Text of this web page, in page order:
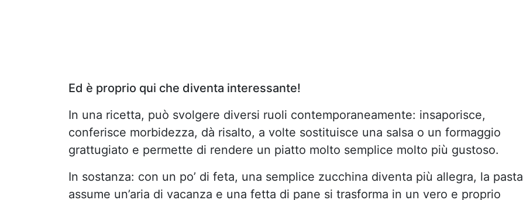
Ed è proprio qui che diventa interessante!
In una ricetta, può svolgere diversi ruoli contemporaneamente: insaporisce,
conferisce morbidezza, dà risalto, a volte sostituisce una salsa o un formaggio
grattugiato e permette di rendere un piatto molto semplice molto più gustoso.
In sostanza: con un po’ di feta, una semplice zucchina diventa più allegra, la pasta
assume un’aria di vacanza e una fetta di pane si trasforma in un vero e proprio